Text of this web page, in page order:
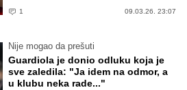
1 09.03.26. 23:07
Nije mogao da prešuti
Guardiola je donio odluku koja je
sve zaledila: "Ja idem na odmor, a
u klubu neka rade..."